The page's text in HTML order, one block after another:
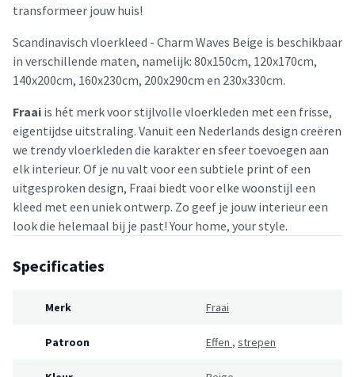
transformeer jouw huis!
Scandinavisch vloerkleed - Charm Waves Beige is beschikbaar
in verschillende maten, namelijk: 80x150cm, 120x170cm,
140x200cm, 160x230cm, 200x290cm en 230x330cm.
Fraai is hét merk voor stijlvolle vloerkleden met een frisse,
eigentijdse uitstraling. Vanuit een Nederlands design creëren
we trendy vloerkleden die karakter en sfeer toevoegen aan
elk interieur. Of je nu valt voor een subtiele print of een
uitgesproken design, Fraai biedt voor elke woonstijl een
kleed met een uniek ontwerp. Zo geef je jouw interieur een
look die helemaal bij je past! Your home, your style.
Specificaties
Merk Fraai
Patroon Effen , strepen